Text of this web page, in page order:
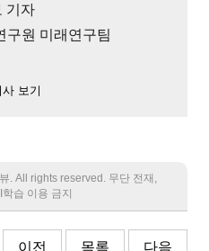
기자
구원 미래연구팀
보기
. All rights reserved. 무단 전재,
습 이용 금지
이전 목록 다음